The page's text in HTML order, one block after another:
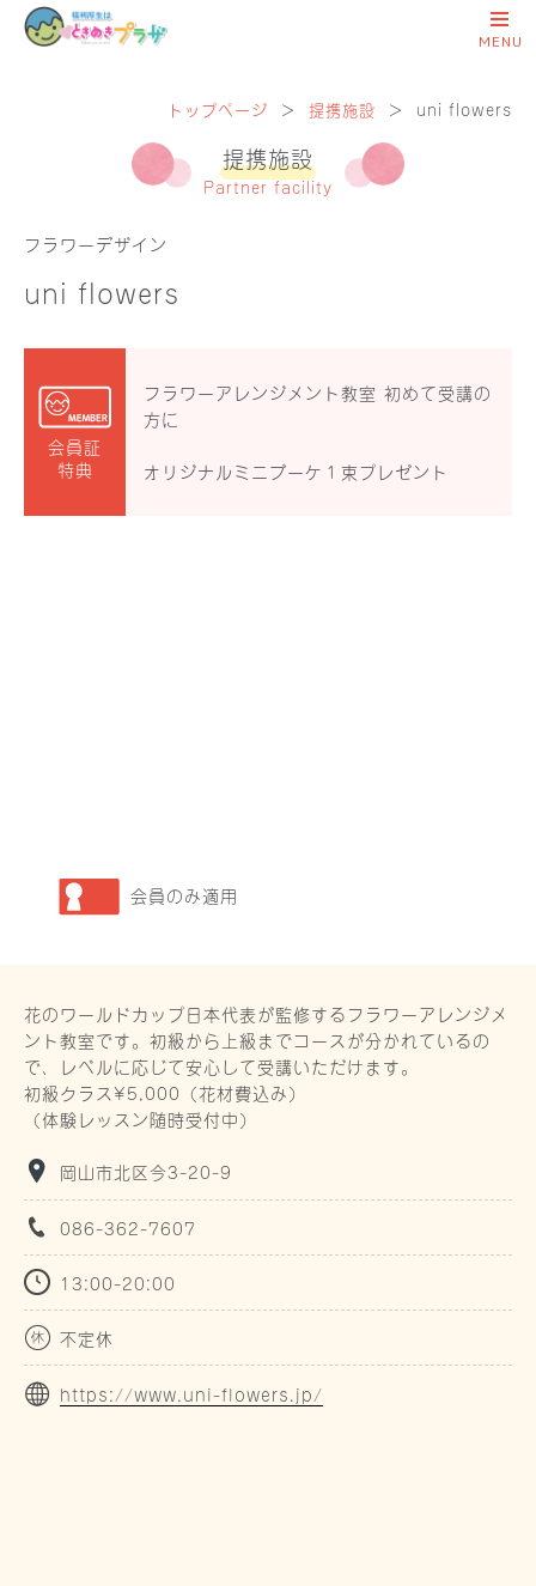
トップページ ＞ 提携施設 ＞ uni flowers
提携施設
Partner facility
会員のみ適用
フラワーデザイン
uni flowers
会員証
特典
フラワーアレンジメント教室 初めて受講の
方に
オリジナルミニブーケ１束プレゼント
花のワールドカップ日本代表が監修するフラワーアレンジメ
ント教室です。初級から上級までコースが分かれているの
で、レベルに応じて安心して受講いただけます。
初級クラス¥5,000（花材費込み）
（体験レッスン随時受付中）
岡山市北区今3-20-9
086-362-7607
13:00-20:00
不定休
https://www.uni-flowers.jp/